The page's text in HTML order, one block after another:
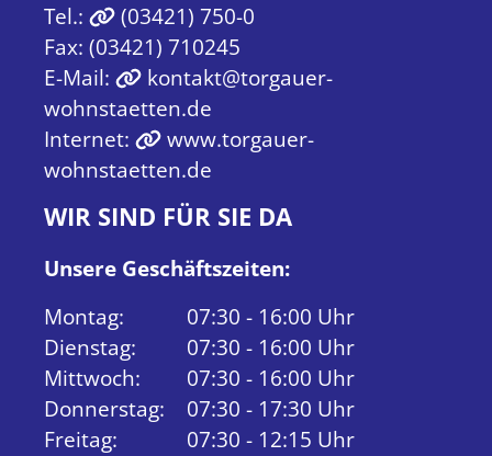
Tel.:
(03421) 750-0
Fax: (03421) 710245
E-Mail:
kontakt@torgauer-
wohnstaetten.de
Internet:
www.torgauer-
wohnstaetten.de
WIR SIND FÜR SIE DA
Unsere Geschäftszeiten:
Montag:
07:30 - 16:00 Uhr
Dienstag:
07:30 - 16:00 Uhr
Mittwoch:
07:30 - 16:00 Uhr
Donnerstag:
07:30 - 17:30 Uhr
Freitag:
07:30 - 12:15 Uhr